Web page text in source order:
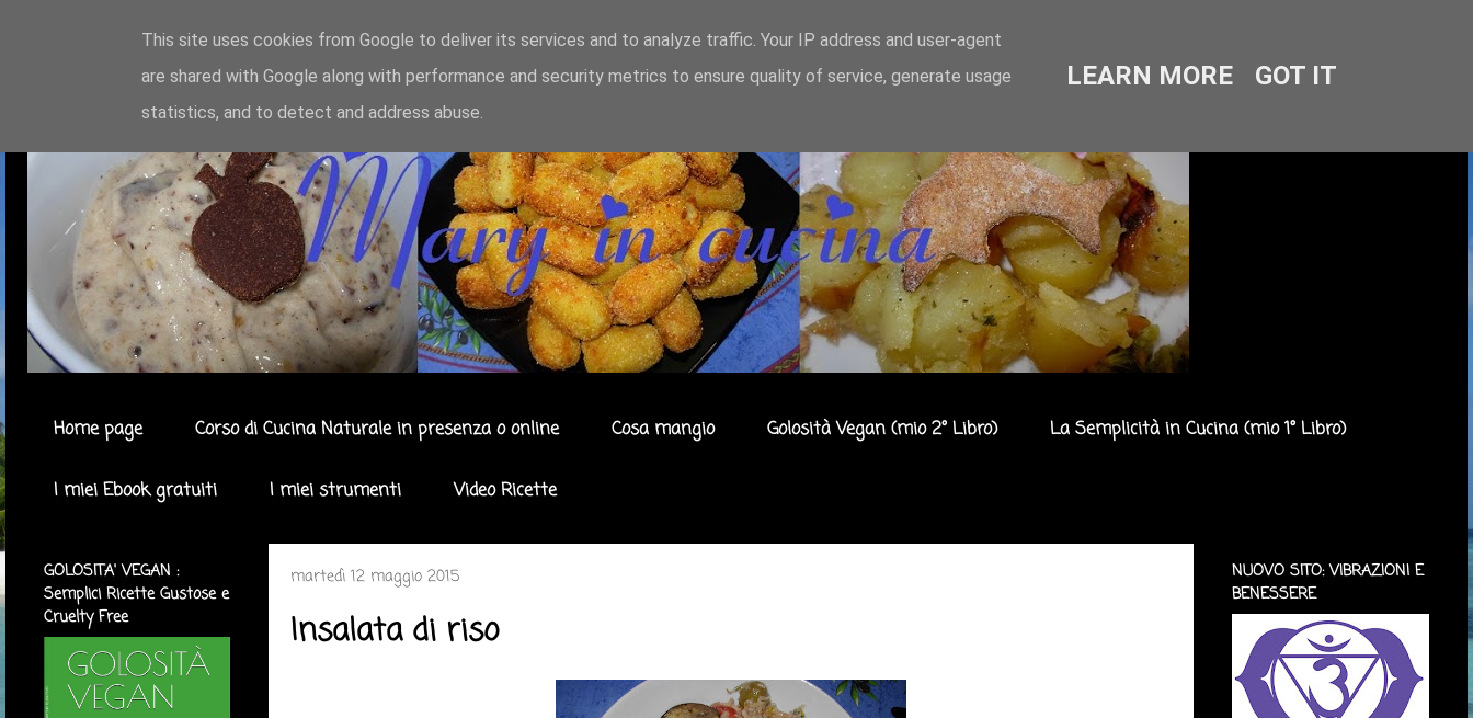
Home page Corso di Cucina Naturale in presenza o online Cosa mangio Golosità Vegan (mio 2° Libro) La Semplicità in Cucina (mio 1° Libro)
I miei Ebook gratuiti I miei strumenti Video Ricette
martedì 12 maggio 2015
Insalata di riso
GOLOSITA' VEGAN :
Semplici Ricette Gustose e
Cruelty Free
NUOVO SITO: VIBRAZIONI E
BENESSERE
This site uses cookies from Google to deliver its services and to analyze traffic. Your IP address and user-agent
are shared with Google along with performance and security metrics to ensure quality of service, generate usage
statistics, and to detect and address abuse.
LEARN MORE GOT IT